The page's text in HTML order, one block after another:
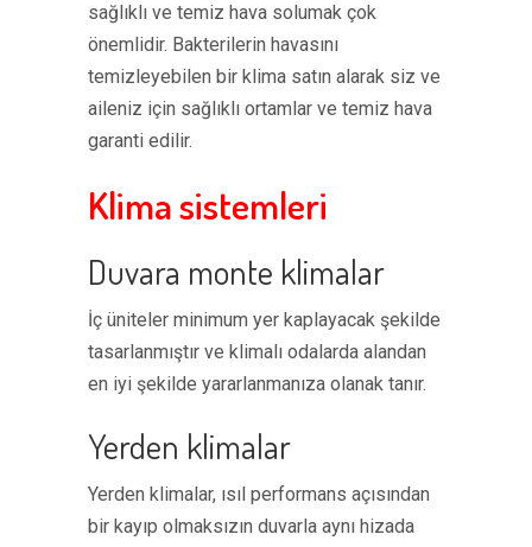
sağlıklı ve temiz hava solumak çok
önemlidir. Bakterilerin havasını
temizleyebilen bir klima satın alarak siz ve
aileniz için sağlıklı ortamlar ve temiz hava
garanti edilir.
Klima sistemleri
Duvara monte klimalar
İç üniteler minimum yer kaplayacak şekilde
tasarlanmıştır ve klimalı odalarda alandan
en iyi şekilde yararlanmanıza olanak tanır.
Yerden klimalar
Yerden klimalar, ısıl performans açısından
bir kayıp olmaksızın duvarla aynı hizada